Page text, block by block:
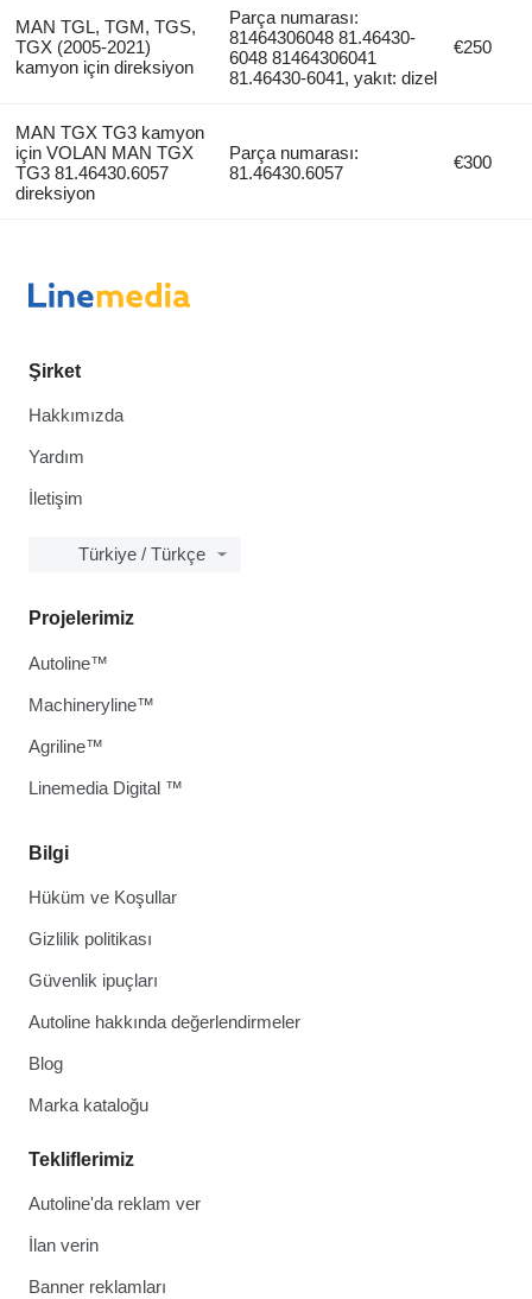
MAN TGL, TGM, TGS,
TGX (2005-2021)
kamyon için direksiyon
Parça numarası:
81464306048 81.46430-
6048 81464306041
81.46430-6041, yakıt: dizel
€250
MAN TGX TG3 kamyon
için VOLAN MAN TGX
TG3 81.46430.6057
direksiyon
Parça numarası:
81.46430.6057
€300
Şirket
Hakkımızda
Yardım
İletişim
Türkiye / Türkçe
Bilgi
Hüküm ve Koşullar
Gizlilik politikası
Güvenlik ipuçları
Autoline hakkında değerlendirmeler
Blog
Marka kataloğu
Tekliflerimiz
Autoline'da reklam ver
İlan verin
Banner reklamları
Projelerimiz
Autoline™
Machineryline™
Agriline™
Linemedia Digital ™